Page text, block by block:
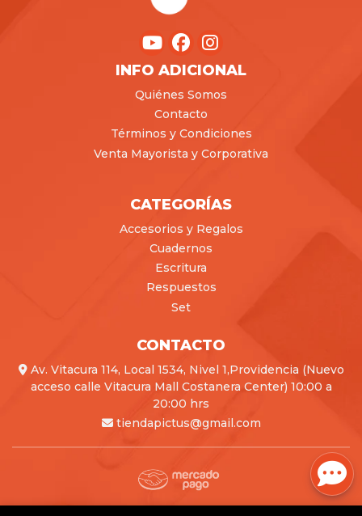
INFO ADICIONAL
Quiénes Somos
Contacto
Términos y Condiciones
Venta Mayorista y Corporativa
CATEGORÍAS
Accesorios y Regalos
Cuadernos
Escritura
Respuestos
Set
CONTACTO
Av. Vitacura 114, Local 1534, Nivel 1,Providencia (Nuevo
acceso calle Vitacura Mall Costanera Center) 10:00 a
20:00 hrs
tiendapictus@gmail.com